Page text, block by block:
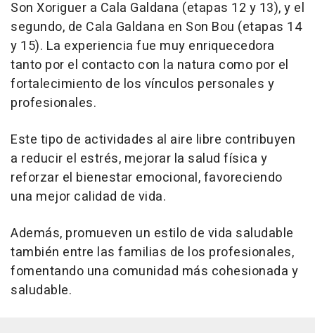
Son Xoriguer a Cala Galdana (etapas 12 y 13), y el
segundo, de Cala Galdana en Son Bou (etapas 14
y 15). La experiencia fue muy enriquecedora
tanto por el contacto con la natura como por el
fortalecimiento de los vínculos personales y
profesionales.
Este tipo de actividades al aire libre contribuyen
a reducir el estrés, mejorar la salud física y
reforzar el bienestar emocional, favoreciendo
una mejor calidad de vida.
Además, promueven un estilo de vida saludable
también entre las familias de los profesionales,
fomentando una comunidad más cohesionada y
saludable.